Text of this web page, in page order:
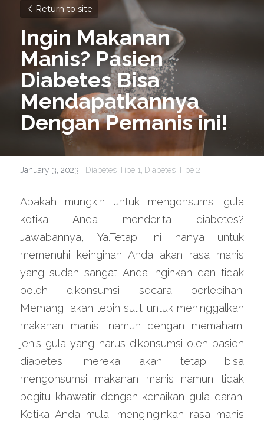
Return to site
Ingin Makanan
Manis? Pasien
Diabetes Bisa
Mendapatkannya
Dengan Pemanis ini!
January 3, 2023 · Diabetes Tipe 1, Diabetes Tipe 2
Apakah mungkin untuk mengonsumsi gula
ketika Anda menderita diabetes?
Jawabannya, Ya.Tetapi ini hanya untuk
memenuhi keinginan Anda akan rasa manis
yang sudah sangat Anda inginkan dan tidak
boleh dikonsumsi secara berlebihan.
Memang, akan lebih sulit untuk meninggalkan
makanan manis, namun dengan memahami
jenis gula yang harus dikonsumsi oleh pasien
diabetes, mereka akan tetap bisa
mengonsumsi makanan manis namun tidak
begitu khawatir dengan kenaikan gula darah.
Ketika Anda mulai menginginkan rasa manis